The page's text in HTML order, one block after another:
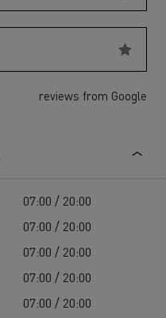
reviews from Google
07:00 / 20:00
07:00 / 20:00
07:00 / 20:00
07:00 / 20:00
07:00 / 20:00